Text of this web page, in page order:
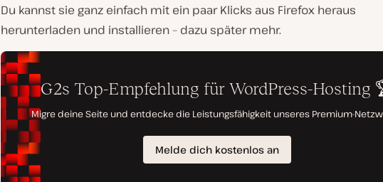
Du kannst sie ganz einfach mit ein paar Klicks aus Firefox heraus
herunterladen und installieren – dazu später mehr.